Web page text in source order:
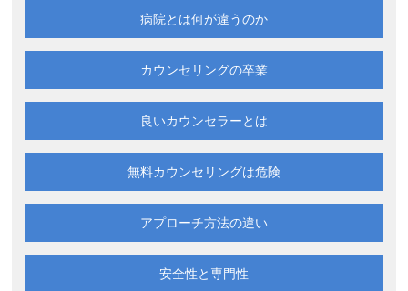
病院とは何が違うのか
カウンセリングの卒業
良いカウンセラーとは
無料カウンセリングは危険
アプローチ方法の違い
安全性と専門性